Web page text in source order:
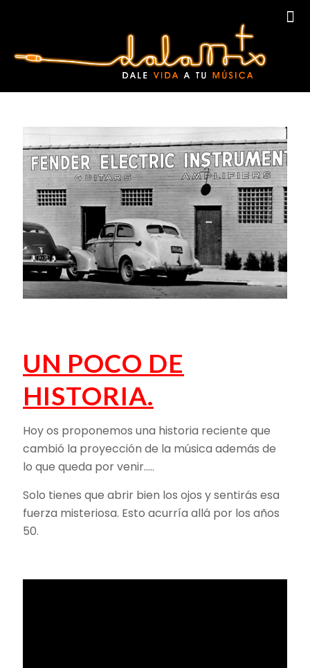
UN POCO DE
HISTORIA.
Hoy os proponemos una historia reciente que
cambió la proyección de la música además de
lo que queda por venir…..
Solo tienes que abrir bien los ojos y sentirás esa
fuerza misteriosa. Esto acurría allá por los años
50.